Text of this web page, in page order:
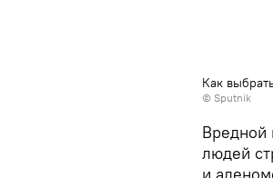
Как
© Sputnik
Вредной
людей